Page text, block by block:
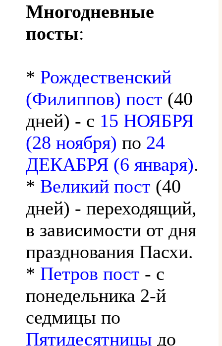
Многодневные
посты:
* Рождественский
(Филиппов) пост (40
дней) - с 15 НОЯБРЯ
(28 ноября) по 24
ДЕКАБРЯ (6 января).
* Великий пост (40
дней) - переходящий,
в зависимости от дня
празднования Пасхи.
* Петров пост - с
понедельника 2-й
седмицы по
Пятидесятницы до